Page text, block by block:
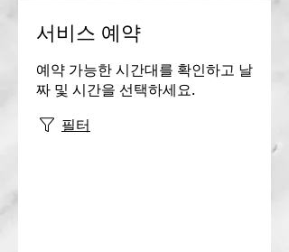
서비스 예약
예약 가능한 시간대를 확인하고 날
짜 및 시간을 선택하세요.
필터